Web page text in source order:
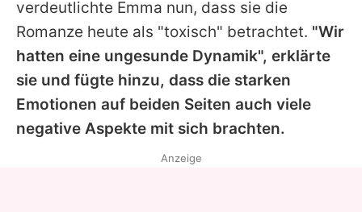
Impressum
Datenschutzerklärung
Nutzungsbedingungen
Utiq verwalten
verdeutlichte Emma nun, dass sie die
Romanze heute als "toxisch" betrachtet. "Wir
hatten eine ungesunde Dynamik", erklärte
sie und fügte hinzu, dass die starken
Emotionen auf beiden Seiten auch viele
negative Aspekte mit sich brachten.
Anzeige